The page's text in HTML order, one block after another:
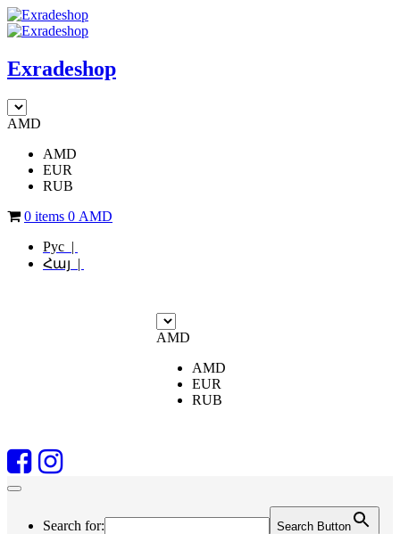
Exradeshop
AMD
AMD
EUR
RUB
0 items 0 AMD
Рус |
Հայ |
AMD
AMD
EUR
RUB
Search for: Search Button